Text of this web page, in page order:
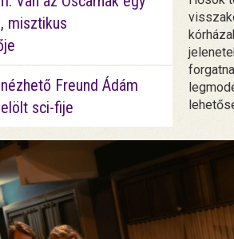
misztikus
Freund Ádám
sci-fije